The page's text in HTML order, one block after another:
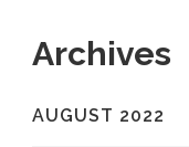
Archives
AUGUST 2022